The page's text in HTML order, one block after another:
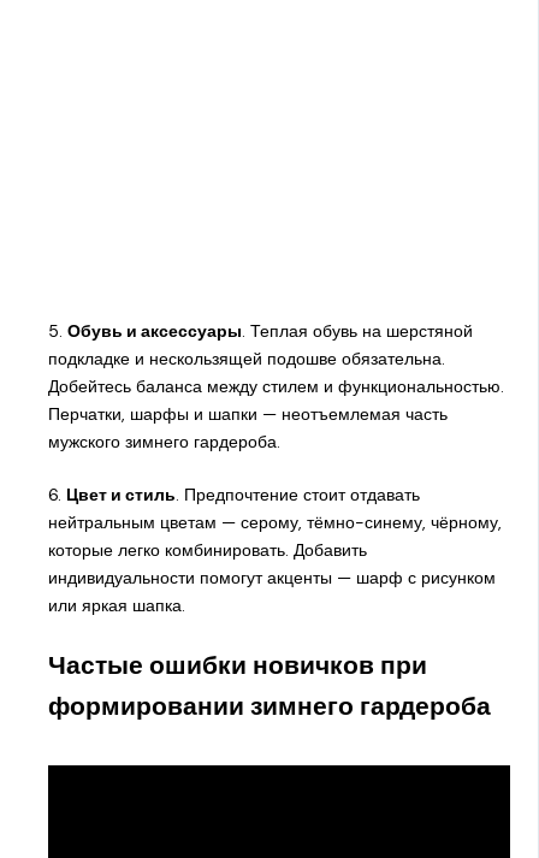
5. Обувь и аксессуары. Теплая обувь на шерстяной
подкладке и нескользящей подошве обязательна.
Добейтесь баланса между стилем и функциональностью.
Перчатки, шарфы и шапки — неотъемлемая часть
мужского зимнего гардероба.
6. Цвет и стиль. Предпочтение стоит отдавать
нейтральным цветам — серому, тёмно-синему, чёрному,
которые легко комбинировать. Добавить
индивидуальности помогут акценты — шарф с рисунком
или яркая шапка.
Частые ошибки новичков при
формировании зимнего гардероба